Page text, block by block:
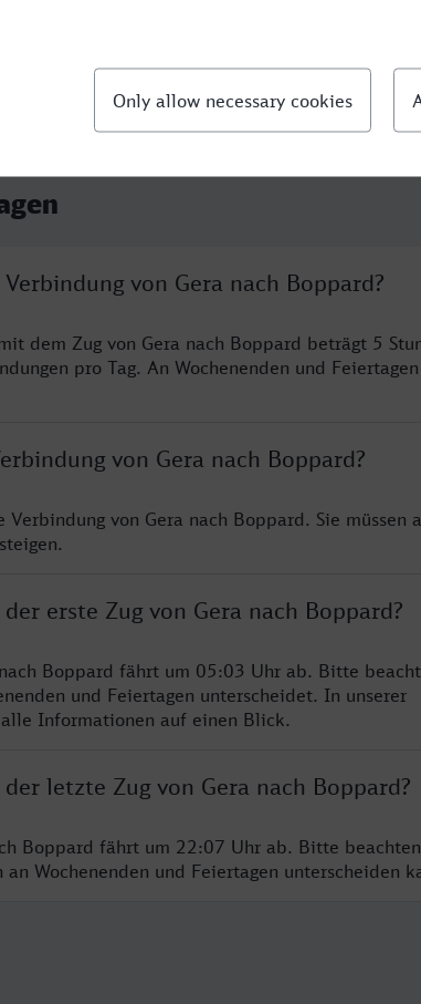
von Gera nach Boppard?
dem Zug von Gera nach Boppard beträgt 5
pro Tag. An Wochenenden und
von Gera nach Boppard?
von Gera nach Boppard. Sie müssen
erste Zug von Gera nach Boppard?
Boppard fährt um 05:03 Uhr ab. Bitte
und Feiertagen unterscheidet. In unserer
Informationen auf einen Blick.
letzte Zug von Gera nach Boppard?
Boppard fährt um 22:07 Uhr ab. Bitte
Wochenenden und Feiertagen unterscheiden